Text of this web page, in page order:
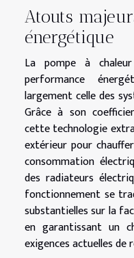
Atouts
énergétique
La pompe à
performance
largement celle des
Grâce à son
cette technologie
extérieur pour
consommation
des radiateurs
fonctionnement se
substantielles sur la
en garantissant un
exigences actuelles de